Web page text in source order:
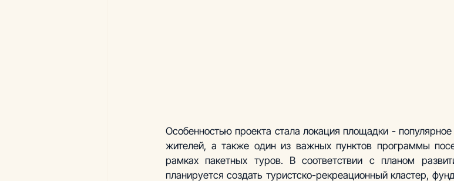
Особенностью проекта стала локация площадки -
жителей, а также один из важных пунктов программы
рамках пакетных туров. В соответствии с планом
планируется создать туристско-рекреационный кластер,